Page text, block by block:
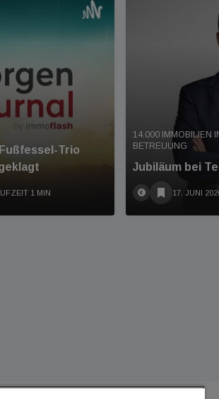
Trio
1 MIN
14.000 IMMOBILIEN
BETREUUNG
Jubiläum bei
17. JUNI